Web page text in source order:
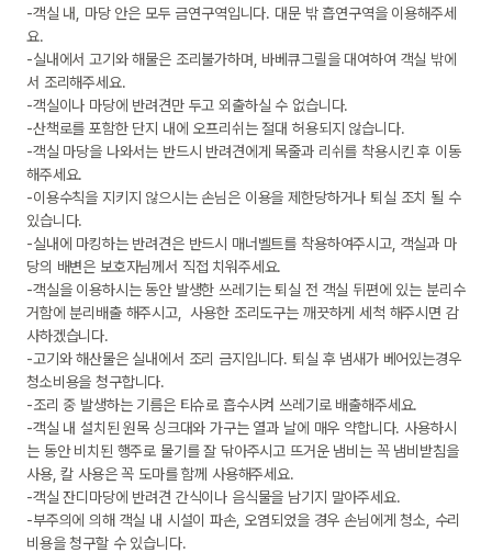
-객실 내, 마당 안은 모두 금연구역입니다. 대문 밖 흡연구역을 이용해주세
요.
-실내에서 고기와 해물은 조리불가하며, 바베큐그릴을 대여하여 객실 밖에
서 조리해주세요.
-객실이나 마당에 반려견만 두고 외출하실 수 없습니다.
-산책로를 포함한 단지 내에 오프리쉬는 절대 허용되지 않습니다.
-객실 마당을 나와서는 반드시 반려견에게 목줄과 리쉬를 착용시킨 후 이동
해주세요.
-이용수칙을 지키지 않으시는 손님은 이용을 제한당하거나 퇴실 조치 될 수
있습니다.
-실내에 마킹하는 반려견은 반드시 매너벨트를 착용하여주시고, 객실과 마
당의 배변은 보호자님께서 직접 치워주세요.
-객실을 이용하시는 동안 발생한 쓰레기는 퇴실 전 객실 뒤편에 있는 분리수
거함에 분리배출 해주시고,  사용한 조리도구는 깨끗하게 세척 해주시면 감
사하겠습니다.
-고기와 해산물은 실내에서 조리 금지입니다. 퇴실 후 냄새가 베어있는경우
청소비용을 청구합니다.
-조리 중 발생하는 기름은 티슈로 흡수시켜 쓰레기로 배출해주세요.
-객실 내 설치된 원목 싱크대와 가구는 열과 날에 매우 약합니다. 사용하시
는 동안 비치된 행주로 물기를 잘 닦아주시고 뜨거운 냄비는 꼭 냄비받침을
사용, 칼 사용은 꼭 도마를 함께 사용해주세요.
-객실 잔디마당에 반려견 간식이나 음식물을 남기지 말아주세요.
-부주의에 의해 객실 내 시설이 파손, 오염되었을 경우 손님에게 청소, 수리
비용을 청구할 수 있습니다.